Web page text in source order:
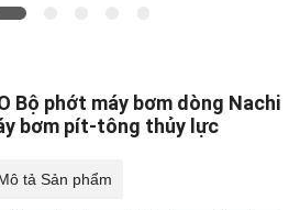
Bộ phớt máy bơm dòng Nachi
bơm pít-tông thủy lực
tả Sản phẩm